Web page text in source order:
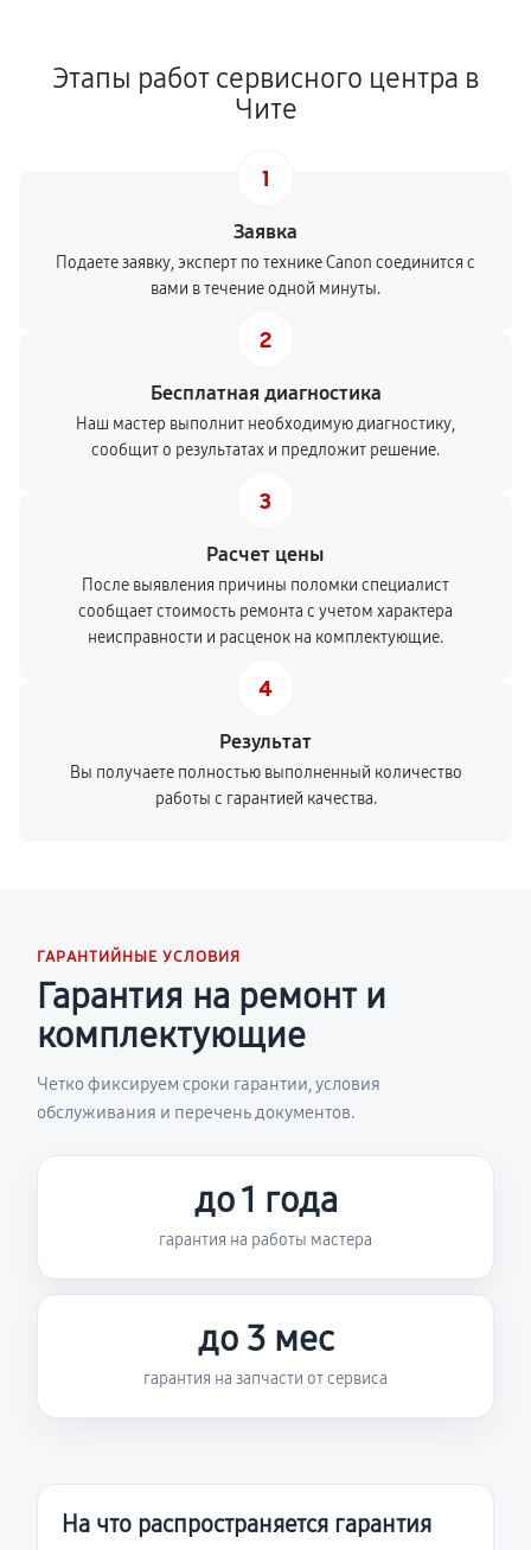
Этапы работ сервисного центра в
Чите
1
Заявка
Подаете заявку, эксперт по технике Canon соединится с
вами в течение одной минуты.
2
Бесплатная диагностика
Наш мастер выполнит необходимую диагностику,
сообщит о результатах и предложит решение.
3
Расчет цены
После выявления причины поломки специалист
сообщает стоимость ремонта с учетом характера
неисправности и расценок на комплектующие.
4
Результат
Вы получаете полностью выполненный количество
работы с гарантией качества.
ГАРАНТИЙНЫЕ УСЛОВИЯ
Гарантия на ремонт и
комплектующие
Четко фиксируем сроки гарантии, условия
обслуживания и перечень документов.
до 1 года
гарантия на работы мастера
до 3 мес
гарантия на запчасти от сервиса
На что распространяется гарантия